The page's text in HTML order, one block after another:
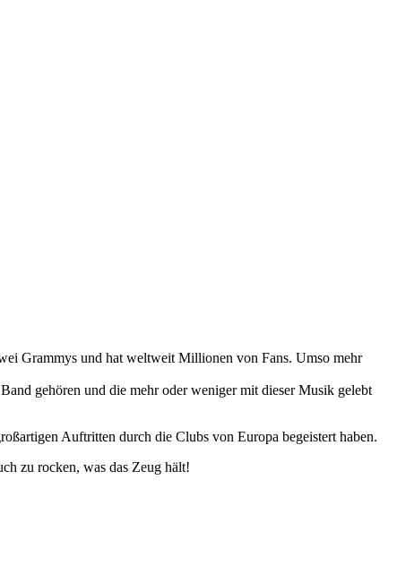
Grammys und hat weltweit Millionen von Fans. Umso mehr
gehören und die mehr oder weniger mit dieser Musik gelebt
Auftritten durch die Clubs von Europa begeistert haben.
zu rocken, was das Zeug hält!